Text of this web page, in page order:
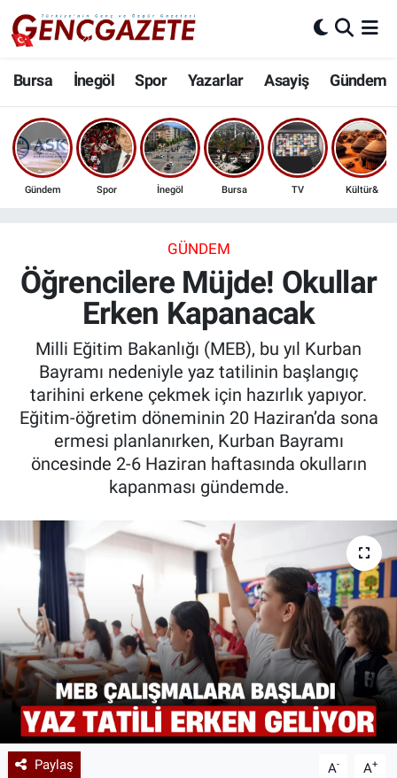
Bursa İnegöl Spor Yazarlar Asayiş Gündem
Gündem Spor İnegöl Bursa TV Kültür&
GÜNDEM
Öğrencilere Müjde! Okullar
Erken Kapanacak
Milli Eğitim Bakanlığı (MEB), bu yıl Kurban
Bayramı nedeniyle yaz tatilinin başlangıç
tarihini erkene çekmek için hazırlık yapıyor.
Eğitim-öğretim döneminin 20 Haziran’da sona
ermesi planlanırken, Kurban Bayramı
öncesinde 2-6 Haziran haftasında okulların
kapanması gündemde.
Paylaş A- A+
Bursa
İnegöl
3.SAYFA
Ekonomi
Güncel
İnanç
Kadın & Aile
Kültür & Sanat
Sağlık
Siyaset
Teknoloji
Yazarlar
Astroloji-Rüya
Nöbetçi Eczaneler
Hava Durumu
Trafik Durumu
Son Dakika Haberleri
Haber Arşivi